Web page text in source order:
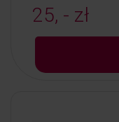
25, - zł